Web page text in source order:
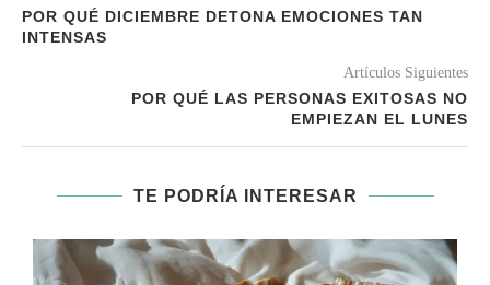
POR QUÉ DICIEMBRE DETONA EMOCIONES TAN
INTENSAS
Artículos Siguientes
POR QUÉ LAS PERSONAS EXITOSAS NO
EMPIEZAN EL LUNES
TE PODRÍA INTERESAR